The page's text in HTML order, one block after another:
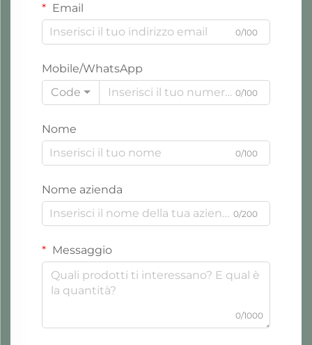
Email
0/100
Mobile/WhatsApp
Code
0/100
Nome
0/100
Nome azienda
0/200
Messaggio
0/1000